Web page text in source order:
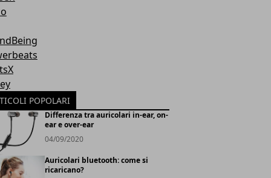
POPOLARI
Differenza tra auricolari in-ear, on-
ear e over-ear
04/09/2020
Auricolari bluetooth: come si
ricaricano?